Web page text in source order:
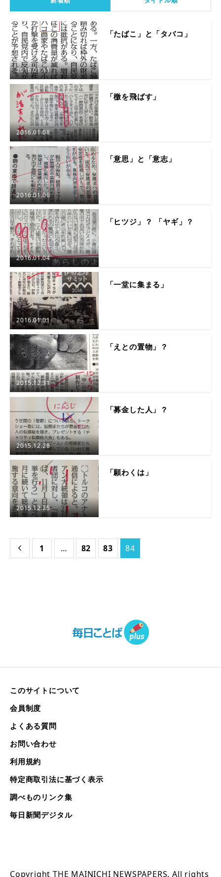
2016.01.11
「たばこ」と「タバコ」
2016.01.08
「檄を飛ばす」
2016.01.06
「意思」と「意志」
2016.01.04
「ヒツジ」？ 「ヤギ」？
2016.01.01
「一堂に集まる」
2015.12.31
「えとの置物」？
2015.12.28
「募金した人」？
2015.12.25
「願わくは」
 1 … 82 83 84
このサイトについて
会員制度
よくある質問
お問い合わせ
利用規約
特定商取引法に基づく表示
調べものリンク集
毎日新聞デジタル
Copyright THE MAINICHI NEWSPAPERS. All rights